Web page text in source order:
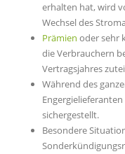
erhalten hat, wird
Wechsel des
Prämien oder sehr
die Verbrauchern
Vertragsjahres
Während des
sichergestellt.
Besondere